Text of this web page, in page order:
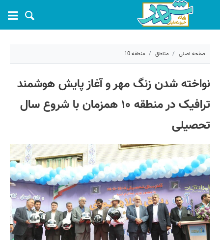
صفحه اصلی مناطق منطقه 10
نواخته شدن زنگ مهر و آغاز پایش هوشمند
ترافیک در منطقه ۱۰ همزمان با شروع سال
تحصیلی